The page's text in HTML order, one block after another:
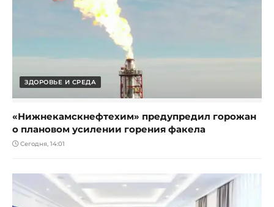
ЗДОРОВЬЕ И СРЕДА
«Нижнекамскнефтехим» предупредил горожан
о плановом усилении горения факела
Сегодня, 14:01